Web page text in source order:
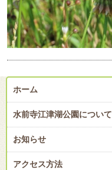
ホーム
水前寺江津湖公園について
お知らせ
アクセス方法